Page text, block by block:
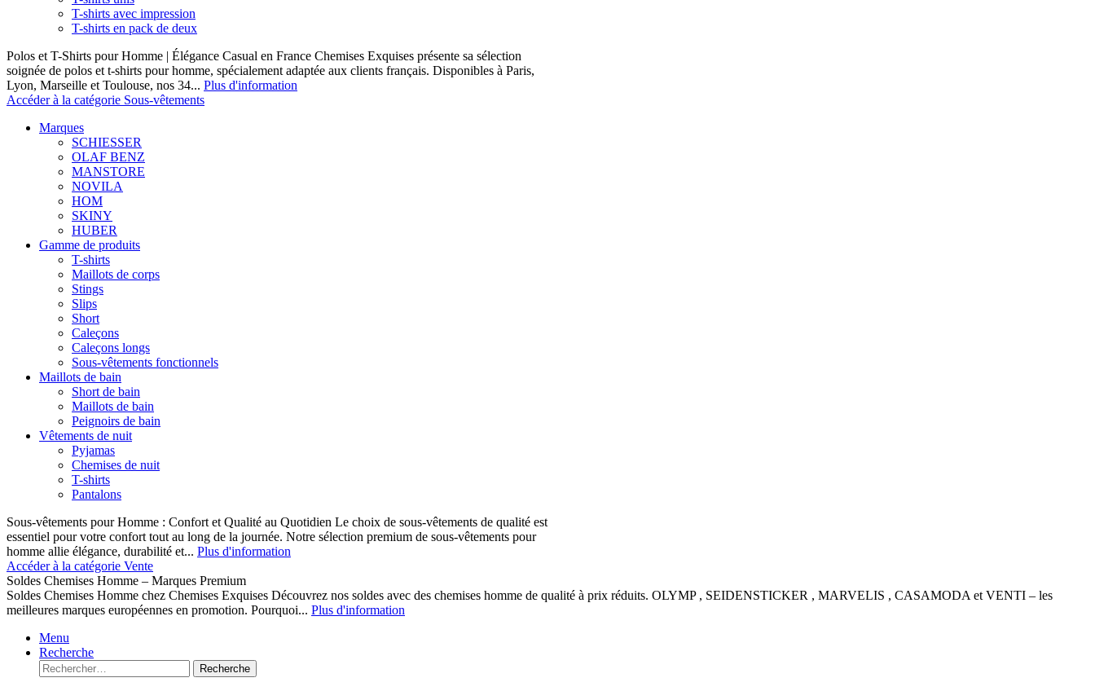
T-shirts avec impression
T-shirts en pack de deux
Polos et T-Shirts pour Homme | Élégance Casual en France Chemises Exquises présente sa sélection
soignée de polos et t-shirts pour homme, spécialement adaptée aux clients français. Disponibles à Paris,
Lyon, Marseille et Toulouse, nos 34... Plus d'information
Accéder à la catégorie Sous-vêtements
Marques
SCHIESSER
OLAF BENZ
MANSTORE
NOVILA
HOM
SKINY
HUBER
Gamme de produits
T-shirts
Maillots de corps
Stings
Slips
Short
Caleçons
Caleçons longs
Sous-vêtements fonctionnels
Maillots de bain
Short de bain
Maillots de bain
Peignoirs de bain
Vêtements de nuit
Pyjamas
Chemises de nuit
T-shirts
Pantalons
Sous-vêtements pour Homme : Confort et Qualité au Quotidien Le choix de sous-vêtements de qualité est
essentiel pour votre confort tout au long de la journée. Notre sélection premium de sous-vêtements pour
homme allie élégance, durabilité et... Plus d'information
Accéder à la catégorie Vente
Soldes Chemises Homme – Marques Premium
Soldes Chemises Homme chez Chemises Exquises Découvrez nos soldes avec des chemises homme de qualité à prix réduits. OLYMP , SEIDENSTICKER , MARVELIS , CASAMODA et VENTI – les
meilleures marques européennes en promotion. Pourquoi... Plus d'information
Menu
Recherche
Recherche